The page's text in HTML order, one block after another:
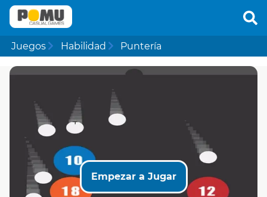
Juegos Habilidad Puntería
Empezar a Jugar